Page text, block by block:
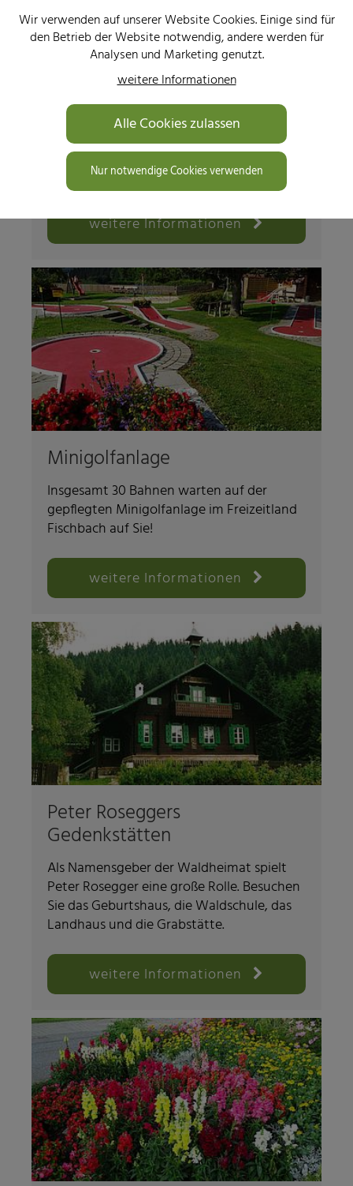
Naturbadeteich im Freizeitland
Fischbach
Gönnen Sie sich eine Erfrischung im klaren
Wasser des Naturbadeteichs im
Freizeitland Fischbach!
weitere Informationen
Minigolfanlage
Insgesamt 30 Bahnen warten auf der
gepflegten Minigolfanlage im Freizeitland
Fischbach auf Sie!
weitere Informationen
Peter Roseggers
Gedenkstätten
Als Namensgeber der Waldheimat spielt
Peter Rosegger eine große Rolle. Besuchen
Sie das Geburtshaus, die Waldschule, das
Landhaus und die Grabstätte.
weitere Informationen
Wir verwenden auf unserer Website Cookies. Einige sind für
den Betrieb der Website notwendig, andere werden für
Analysen und Marketing genutzt.
weitere Informationen
Alle Cookies zulassen
Nur notwendige Cookies verwenden